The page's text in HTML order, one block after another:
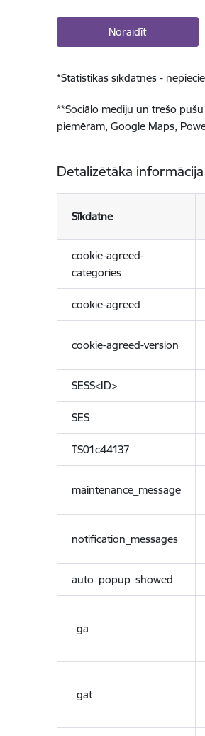
Noraidīt
*Statistikas sīkdatnes -
**Sociālo mediju un trešo
piemēram, Google Maps,
Detalizētāka
Sīkdatne
cookie-agreed-
categories
cookie-agreed
cookie-agreed-version
SESS<ID>
SES
TS01c44137
maintenance_message
notification_messages
auto_popup_showed
_ga
_gat